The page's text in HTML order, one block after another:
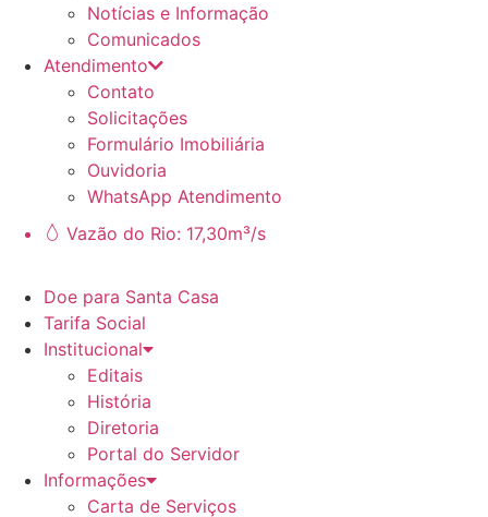
Notícias e Informação
Comunicados
Atendimento
Contato
Solicitações
Formulário Imobiliária
Ouvidoria
WhatsApp Atendimento
Vazão do Rio: 17,30m³/s
Doe para Santa Casa
Tarifa Social
Institucional
Editais
História
Diretoria
Portal do Servidor
Informações
Carta de Serviços